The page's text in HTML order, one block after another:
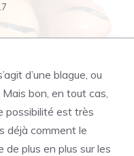
d’une blague, ou
bon, en tout cas,
possibilité est très
déjà comment le
plus en plus sur les